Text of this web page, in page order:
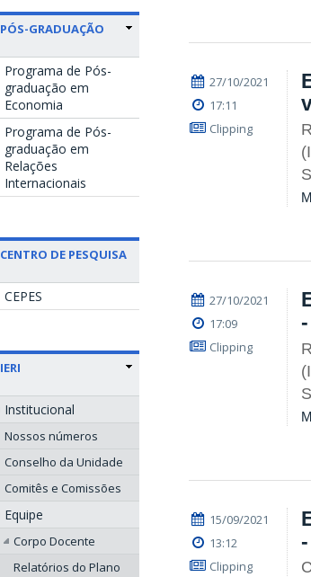
PÓS-GRADUAÇÃO
Programa de Pós-
graduação em
Economia
Programa de Pós-
graduação em
Relações
Internacionais
CENTRO DE PESQUISA
CEPES
IERI
Institucional
Nossos números
Conselho da Unidade
Comitês e Comissões
Equipe
Corpo Docente
Relatórios do Plano
27/10/2021
17:11
Clipping
27/10/2021
17:09
Clipping
15/09/2021
13:12
Clipping